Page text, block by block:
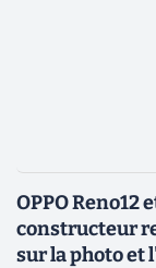
OPPO Reno12
constructeur
sur la photo et